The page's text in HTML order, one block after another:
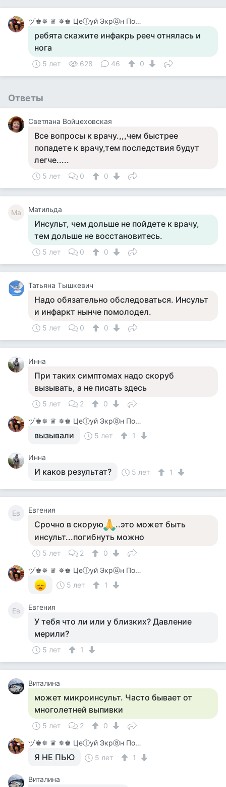
ヅ♚✵ ♛ ✵♚ Цеⓛуй Экрⓐн Покⓐ On-Line♚✵ ♛✵ ♚
ребята скажите инфакрь рееч отнялась и
нога
5 лет 628 46 0
Ответы
Светлана Войцеховская
Все вопросы к врачу.,,,чем быстрее
попадете к врачу,тем последствия будут
легче.....
5 лет 0 0
Ма Матильда
Инсульт, чем дольше не пойдете к врачу,
тем дольше не восстановитесь.
5 лет 0 0
Татьяна Тышкевич
Надо обязательно обследоваться. Инсульт
и инфаркт нынче помолодел.
5 лет 0 0
Инна
При таких симптомах надо скоруб
вызывать, а не писать здесь
5 лет 2
0
ヅ♚✵ ♛ ✵♚ Цеⓛуй Экрⓐн Покⓐ On-Line♚✵ ♛✵ ♚
вызывали 5 лет 1
Инна
И каков результат? 5 лет 1
Ев Евгения
Срочно в скорую
..это может быть
инсульт...погибнуть можно
5 лет 2
0
ヅ♚✵ ♛ ✵♚ Цеⓛуй Экрⓐн Покⓐ On-Line♚✵ ♛✵ ♚
5 лет
1
Ев Евгения
У тебя что ли или у близких? Давление
мерили?
5 лет 1
Виталина
может микроинсульт. Часто бывает от
многолетней выпивки
5 лет 2
0
ヅ♚✵ ♛ ✵♚ Цеⓛуй Экрⓐн Покⓐ On-Line♚✵ ♛✵ ♚
Я НЕ ПЬЮ 5 лет 1
Виталина